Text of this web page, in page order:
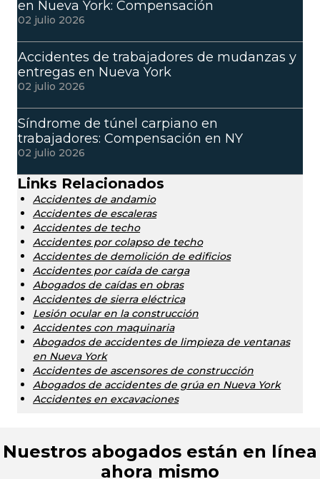
en Nueva York: Compensación
02 julio 2026
Accidentes de trabajadores de mudanzas y
entregas en Nueva York
02 julio 2026
Síndrome de túnel carpiano en
trabajadores: Compensación en NY
02 julio 2026
Links Relacionados
Accidentes de andamio
Accidentes de escaleras
Accidentes de techo
Accidentes por colapso de techo
Accidentes de demolición de edificios
Accidentes por caída de carga
Abogados de caídas en obras
Accidentes de sierra eléctrica
Lesión ocular en la construcción
Accidentes con maquinaria
Abogados de accidentes de limpieza de ventanas
en Nueva York
Accidentes de ascensores de construcción
Abogados de accidentes de grúa en Nueva York
Accidentes en excavaciones
Nuestros abogados están en línea
ahora mismo